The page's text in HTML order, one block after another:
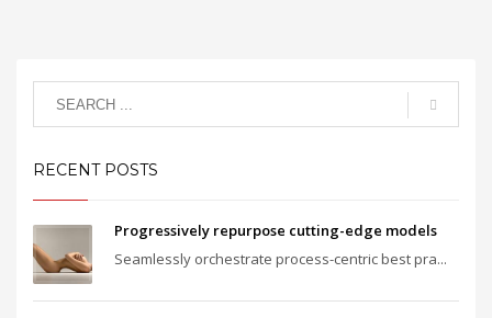
RECENT POSTS
Progressively repurpose cutting-edge models
Seamlessly orchestrate process-centric best pra...